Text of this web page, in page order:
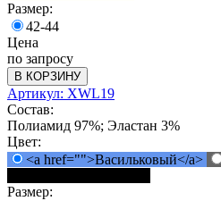
Размер:
42-44
Цена
по запросу
В КОРЗИНУ
Артикул: XWL19
Состав:
Полиамид 97%; Эластан 3%
Цвет:
<a href="">Васильковый</a>
Размер: